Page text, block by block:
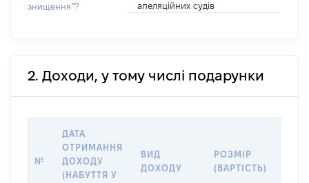
знищення”?
апеляційних судів
2. Доходи, у тому числі подарунки
№
ДАТА
ОТРИМАННЯ
ДОХОДУ
(НАБУТТЯ У
ВИД
ДОХОДУ
РОЗМІР
(ВАРТІСТЬ)